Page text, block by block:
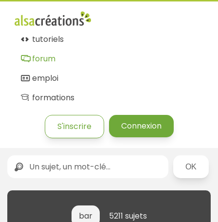
tutoriels
forum
emploi
formations
S'inscrire Connexion
Rechercher
bar 5211 sujets